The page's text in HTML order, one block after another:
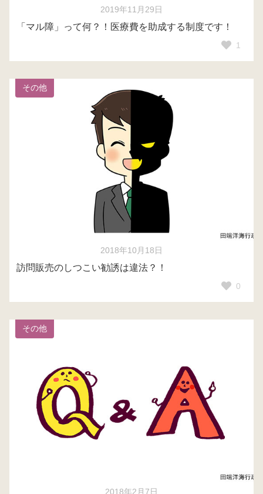
2019年11月29日
「マル障」って何？！医療費を助成する制度です！
1
その他
2018年10月18日
訪問販売のしつこい勧誘は違法？！
0
その他
2018年2月7日